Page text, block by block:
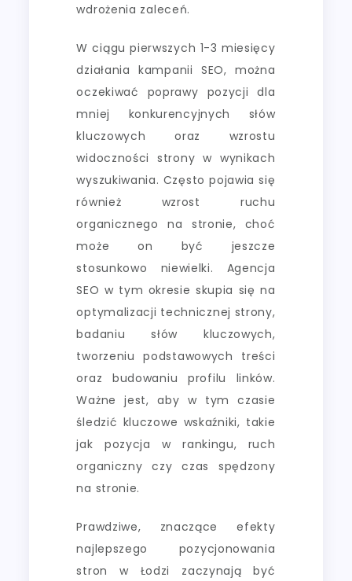
wdrożenia zaleceń.
W ciągu pierwszych 1-3 miesięcy
działania kampanii SEO, można
oczekiwać poprawy pozycji dla
mniej konkurencyjnych słów
kluczowych oraz wzrostu
widoczności strony w wynikach
wyszukiwania. Często pojawia się
również wzrost ruchu
organicznego na stronie, choć
może on być jeszcze
stosunkowo niewielki. Agencja
SEO w tym okresie skupia się na
optymalizacji technicznej strony,
badaniu słów kluczowych,
tworzeniu podstawowych treści
oraz budowaniu profilu linków.
Ważne jest, aby w tym czasie
śledzić kluczowe wskaźniki, takie
jak pozycja w rankingu, ruch
organiczny czy czas spędzony
na stronie.
Prawdziwe, znaczące efekty
najlepszego pozycjonowania
stron w Łodzi zaczynają być